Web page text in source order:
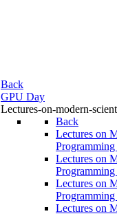
Back
GPU Day
Lectures-on-modern-
Back
Lectures on
Lectures on
Lectures on
Lectures on